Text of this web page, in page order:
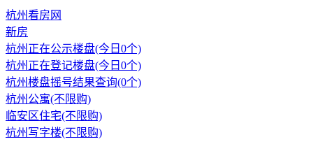
杭州看房网
新房
杭州正在公示楼盘(今日0个)
杭州正在登记楼盘(今日0个)
杭州楼盘摇号结果查询(0个)
杭州公寓(不限购)
临安区住宅(不限购)
杭州写字楼(不限购)